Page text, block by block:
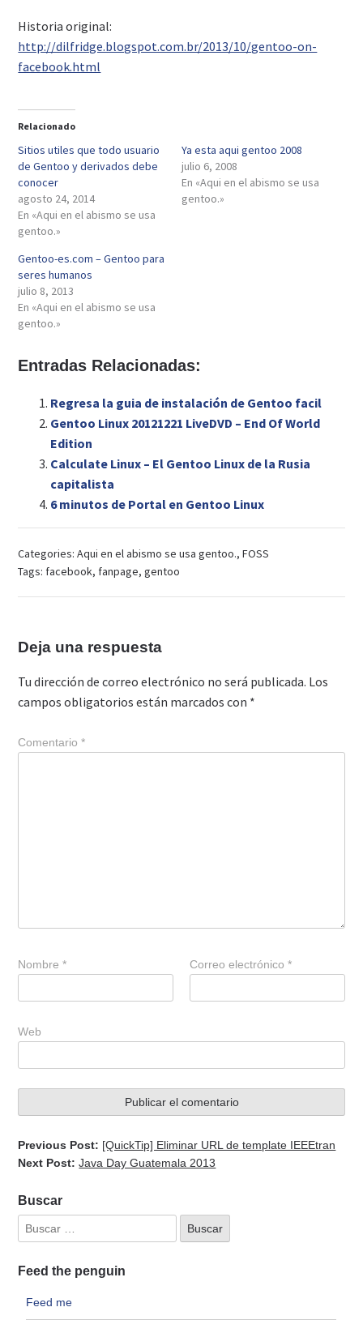
Historia original:
http://dilfridge.blogspot.com.br/2013/10/gentoo-on-
facebook.html
Relacionado
Sitios utiles que todo usuario
de Gentoo y derivados debe
conocer
agosto 24, 2014
En «Aqui en el abismo se usa
gentoo.»
Ya esta aqui gentoo 2008
julio 6, 2008
En «Aqui en el abismo se usa
gentoo.»
Gentoo-es.com – Gentoo para
seres humanos
julio 8, 2013
En «Aqui en el abismo se usa
gentoo.»
Entradas Relacionadas:
Regresa la guia de instalación de Gentoo facil
Gentoo Linux 20121221 LiveDVD – End Of World
Edition
Calculate Linux – El Gentoo Linux de la Rusia
capitalista
6 minutos de Portal en Gentoo Linux
Categories:Aqui en el abismo se usa gentoo.,FOSS
Tags: facebook, fanpage,gentoo
Deja una respuesta
Tu dirección de correo electrónico no será publicada. Los
campos obligatorios están marcados con *
Comentario*
Nombre* Correo electrónico*
Web
Previous Post: [QuickTip] Eliminar URL de template IEEEtran
Next Post:Java Day Guatemala 2013
Buscar
Feed the penguin
Feed me